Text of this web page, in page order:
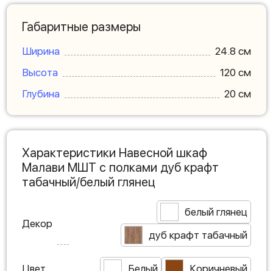
Габаритные размеры
Ширина
24.8 см
Высота
120 см
Глубина
20 см
Характеристики Навесной шкаф
Малави МШТ с полками дуб крафт
табачный/белый глянец
Декор
белый глянец
дуб крафт табачный